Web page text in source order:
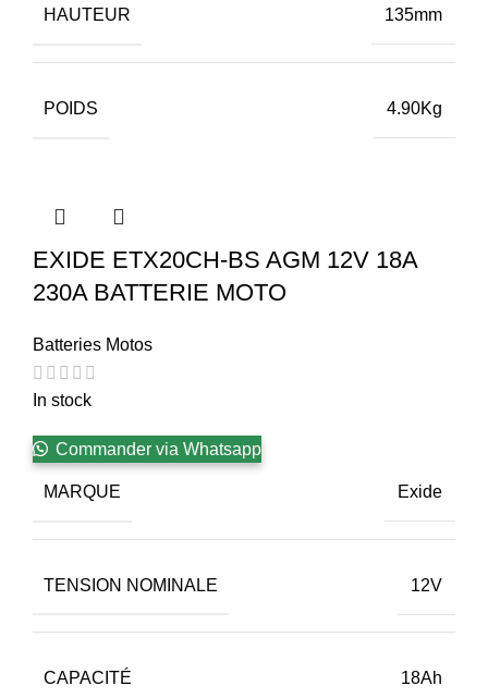
HAUTEUR 135mm
POIDS 4.90Kg
EXIDE ETX20CH-BS AGM 12V 18A
230A BATTERIE MOTO
Batteries Motos
In stock
Commander via Whatsapp
MARQUE Exide
TENSION NOMINALE 12V
CAPACITÉ 18Ah